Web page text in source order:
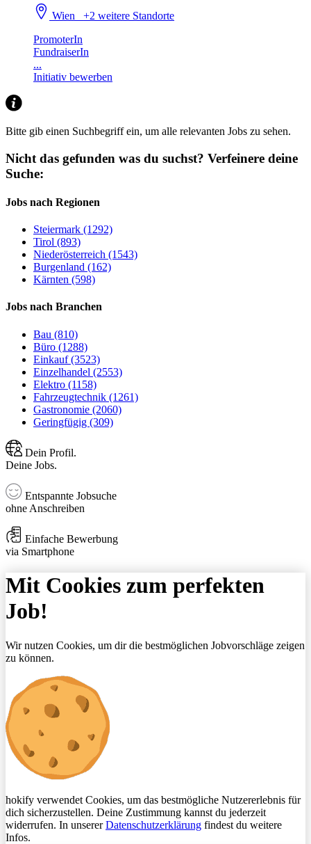
Wien+2 weitere Standorte
PromoterIn
FundraiserIn
...
Initiativ bewerben
Bitte gib einen Suchbegriff ein, um alle relevanten Jobs zu sehen.
Nicht das gefunden was du suchst? Verfeinere deine
Suche:
Jobs nach Regionen
Steiermark (1292)
Tirol (893)
Niederösterreich (1543)
Burgenland (162)
Kärnten (598)
Jobs nach Branchen
Bau (810)
Büro (1288)
Einkauf (3523)
Einzelhandel (2553)
Elektro (1158)
Fahrzeugtechnik (1261)
Gastronomie (2060)
Geringfügig (309)
Dein Profil.
Deine Jobs.
Entspannte Jobsuche
ohne Anschreiben
Einfache Bewerbung
via Smartphone
Mit Cookies zum perfekten
Job!
Wir nutzen Cookies, um dir die bestmöglichen Jobvorschläge zeigen
zu können.
hokify verwendet Cookies, um das bestmögliche Nutzererlebnis für
dich sicherzustellen. Deine Zustimmung kannst du jederzeit
widerrufen. In unsererDatenschutzerklärung findest du weitere
Infos.